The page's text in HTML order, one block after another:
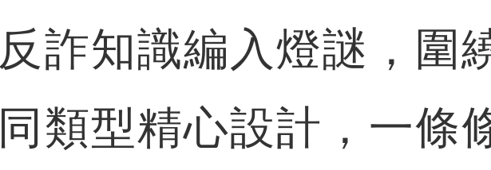
詐知識編入燈謎，圍
類型精心設計，一條